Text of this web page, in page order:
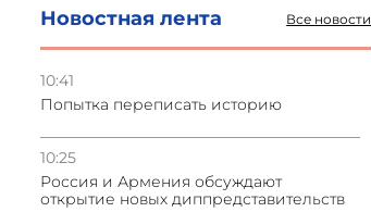
Новостная лента Все новости
10:41
Попытка переписать историю
10:25
Россия и Армения обсуждают
открытие новых диппредставительств